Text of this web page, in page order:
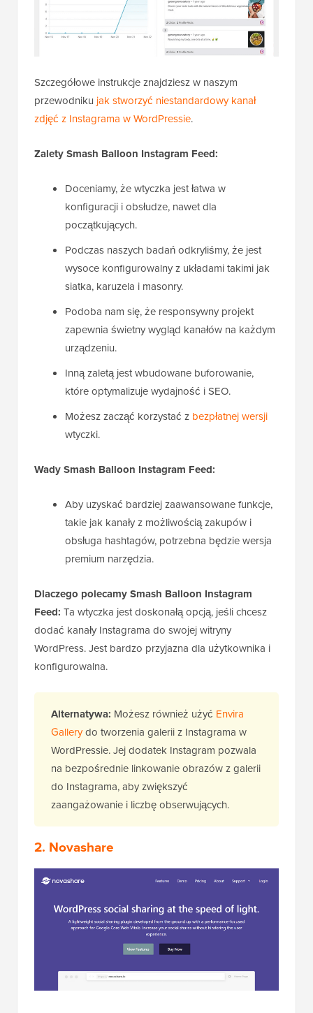
Szczegółowe instrukcje znajdziesz w naszym
przewodniku jak stworzyć niestandardowy kanał
zdjęć z Instagrama w WordPressie.
Zalety Smash Balloon Instagram Feed:
Doceniamy, że wtyczka jest łatwa w
konfiguracji i obsłudze, nawet dla
początkujących.
Podczas naszych badań odkryliśmy, że jest
wysoce konfigurowalny z układami takimi jak
siatka, karuzela i masonry.
Podoba nam się, że responsywny projekt
zapewnia świetny wygląd kanałów na każdym
urządzeniu.
Inną zaletą jest wbudowane buforowanie,
które optymalizuje wydajność i SEO.
Możesz zacząć korzystać z bezpłatnej wersji
wtyczki.
Wady Smash Balloon Instagram Feed:
Aby uzyskać bardziej zaawansowane funkcje,
takie jak kanały z możliwością zakupów i
obsługa hashtagów, potrzebna będzie wersja
premium narzędzia.
Dlaczego polecamy Smash Balloon Instagram
Feed: Ta wtyczka jest doskonałą opcją, jeśli chcesz
dodać kanały Instagrama do swojej witryny
WordPress. Jest bardzo przyjazna dla użytkownika i
konfigurowalna.
Alternatywa: Możesz również użyć Envira
Gallerydo tworzenia galerii z Instagrama w
WordPressie. Jej dodatek Instagram pozwala
na bezpośrednie linkowanie obrazów z galerii
do Instagrama, aby zwiększyć
zaangażowanie i liczbę obserwujących.
2. Novashare